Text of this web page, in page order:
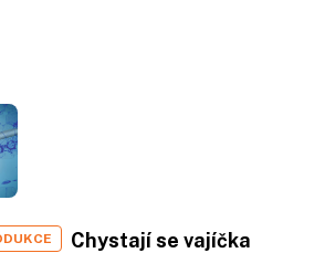
Chystají se vajíčka